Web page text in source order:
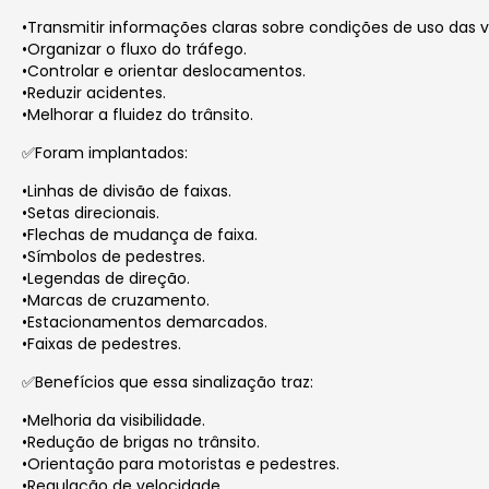
•Transmitir informações claras sobre condições de uso das
•Organizar o fluxo do tráfego.
•Controlar e orientar deslocamentos.
•Reduzir acidentes.
•Melhorar a fluidez do trânsito.
✅Foram implantados:
•Linhas de divisão de faixas.
•Setas direcionais.
•Flechas de mudança de faixa.
•Símbolos de pedestres.
•Legendas de direção.
•Marcas de cruzamento.
•Estacionamentos demarcados.
•Faixas de pedestres.
✅Benefícios que essa sinalização traz:
•Melhoria da visibilidade.
•Redução de brigas no trânsito.
•Orientação para motoristas e pedestres.